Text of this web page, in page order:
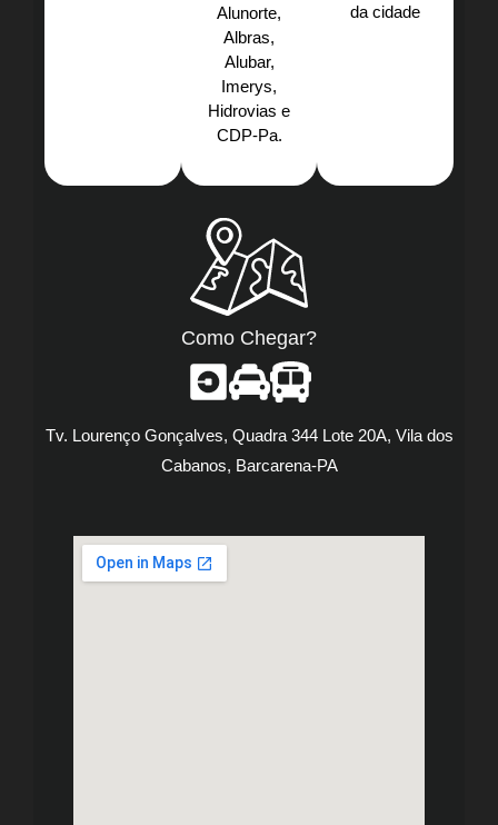
Alunorte,
Albras,
Alubar,
Imerys,
Hidrovias e
CDP-Pa.​
da cidade
Como Chegar?
Tv. Lourenço Gonçalves, Quadra 344 Lote 20A, Vila dos
Cabanos, Barcarena-PA